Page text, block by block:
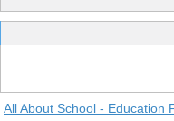
All About School - Education